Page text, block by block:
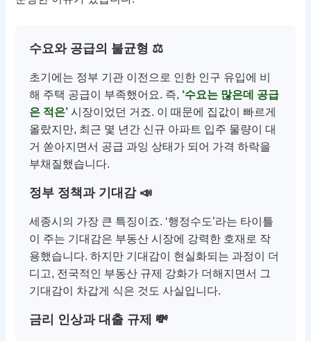
수요와 공급의 불균형 ⚖
초기에는 정부 기관 이전으로 인한 인구 유입에 비
해 주택 공급이 부족했어요. 즉, ‘수요는 많은데 공급
은 적은’ 시장이었던 거죠. 이 때문에 집값이 빠르게
올랐지만, 최근 몇 년간 신규 아파트 입주 물량이 대
거 쏟아지면서 공급 과잉 상태가 되어 가격 하락을
부채질했습니다.
정부 정책과 기대감 📣
세종시의 가장 큰 특징이죠. ‘행정수도’라는 타이틀
이 주는 기대감은 부동산 시장에 강력한 호재로 작
용했습니다. 하지만 기대감이 현실화되는 과정이 더
디고, 전국적인 부동산 규제 강화가 더해지면서 그
기대감이 차갑게 식은 것도 사실입니다.
금리 인상과 대출 규제 💸